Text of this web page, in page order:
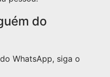
do
WhatsApp, siga o